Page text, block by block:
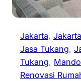
Jakarta,
Jasa Tukang,
Tukang,
Renovasi